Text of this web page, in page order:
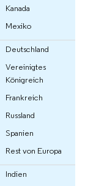
Kanada
Mexiko
Deutschland
Vereinigtes
Königreich
Frankreich
Russland
Spanien
Rest von Europa
Indien